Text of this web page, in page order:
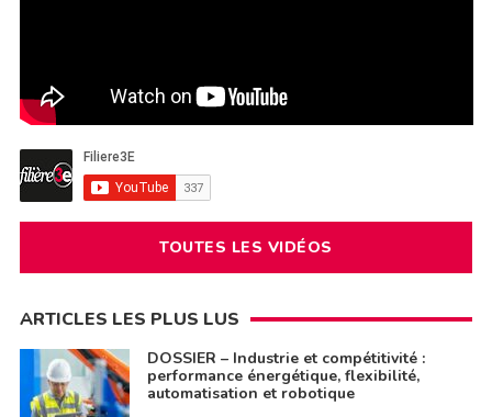
TOUTES LES VIDÉOS
ARTICLES LES PLUS LUS
DOSSIER – Industrie et compétitivité :
performance énergétique, flexibilité,
automatisation et robotique